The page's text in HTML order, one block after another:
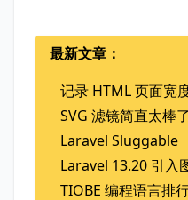
最新文章：
记录 HTML 页面宽
SVG 滤镜简直太棒
Laravel Sluggable
Laravel 13.20 引入
TIOBE 编程语言排